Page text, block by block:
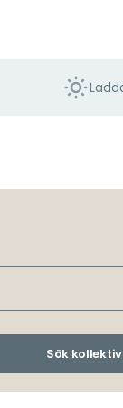
Sök